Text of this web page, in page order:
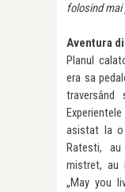
folosind
Aventura
Planul
era sa
asistat la o
Ratesti,
mistret, au
„May you